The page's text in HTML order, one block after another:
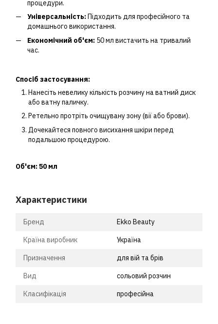
процедури.
Універсальність: Підходить для професійного та
домашнього використання.
Економічний об'єм: 50 мл вистачить на тривалий
час.
Спосіб застосування:
Нанесіть невелику кількість розчину на ватний диск
або ватну паличку.
Ретельно протріть очищувану зону (вії або брови).
Дочекайтеся повного висихання шкіри перед
подальшою процедурою.
Об'єм: 50 мл
Характеристики
Бренд Ekko Beauty
Країна виробник Україна
Призначення для вій та брів
Вид сольовий розчин
Класифікація професійна